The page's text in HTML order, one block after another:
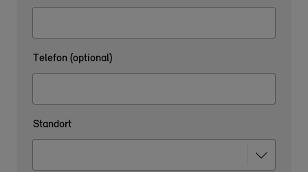
Telefon (optional)
Standort